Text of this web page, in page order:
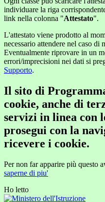
individuare la riga
link nella colonna "Attestato".
L'attestato viene prodotto al
necessario attendere nel caso di
Eventualmente riprovare in un
errori/imprecisioni nei dati si
Supporto.
Il sito di
cookie, anche di
servizi in linea con
prosegui con la
ricevere i cookie.
Per non far apparire più questo
saperne di piu'
Ho letto